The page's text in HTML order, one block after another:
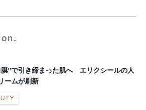
膜”で引き締まった肌へ エリクシールの人
ームが刷新